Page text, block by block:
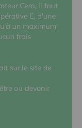
Cera, il faut
E, d'une
un maximum
frais
sur le site de
ou devenir